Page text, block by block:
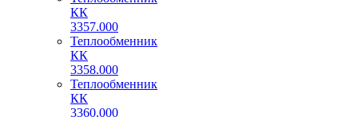
КК
3357.000
Теплообменник
КК
3358.000
Теплообменник
КК
3360.000